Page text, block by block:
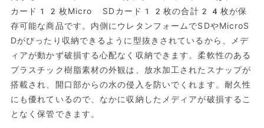
カード12枚Micro SDカード12枚の合計24枚が保
存可能な商品です。内側にウレタンフォームでSDやMicroS
Dがぴったり収納できるように型抜きされているから、メデ
ィアが動かず破損する心配なく収納できます。柔軟性のある
プラスチック樹脂素材の外観は、放水加工されたスナップが
搭載され、開口部からの水の侵入を防いでくれます。耐久性
にも優れているので、なかに収納したメディアが破損するこ
となく保管できます。